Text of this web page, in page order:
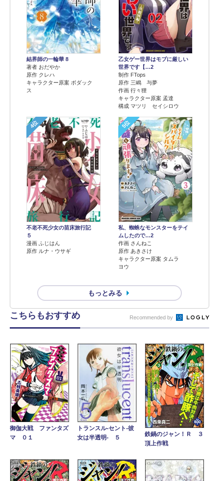
結界師の一輪華 8
著者 おだやか
原作 クレハ
キャラクター原案 ボダック
ス
乙女ゲー世界はモブに厳しい
世界です【…2
制作 FTops
原作 三嶋 与夢
作画 行々狸
キャラクター原案 孟達
構成 マツリ セイシロウ
4位
不老不死少女の苗床旅行記
５
漫画 ふじはん
原作 ルナ・ウサギ
5位
私、蜘蛛なモンスターをテイ
ムしたので…2
作画 さんねこ
原作 あきさけ
キャラクター原案 タムラ
ヨウ
もっとみる
こちらもおすすめ Recommended by
御伽大戦 ファンタズ
マ ０１
トランスル‐セント‐彼
女は半透明‐ ５
鉄鍋のジャン！Ｒ ３
頂上作戦